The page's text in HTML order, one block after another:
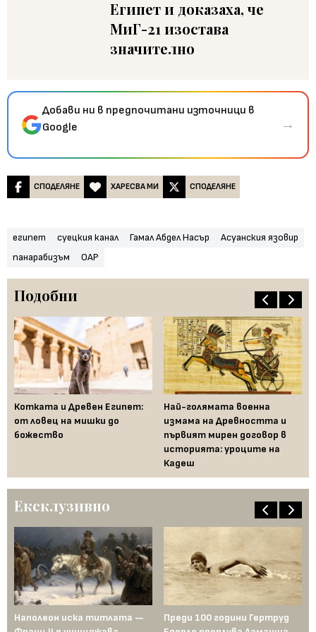
Египет и доказаха, че
МиГ-21 изостава
значително
Добави ни в предпочитани източници в
Google
→
СПОДЕЛЯНЕ ХАРЕСВА МИ СПОДЕЛЯНЕ
египет суецкия канал Гамал Абдел Насър
Асуанския язовир
панарабизъм
ОАР
Подобни
Котката и Древен Египет:
от ловец на мишки до
божество
Най-голямата военна
измама на Древността и
първият мирен договор в
историята: уроците на
Кадеш
Ексклузивно
Наполеон иска титлата —
Преди 100 години Гертруд